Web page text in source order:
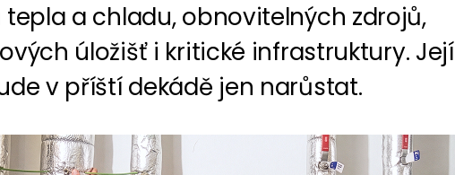
tepla a chladu, obnovitelných zdrojů,
úložišť i kritické infrastruktury. Její
v příští dekádě jen narůstat.